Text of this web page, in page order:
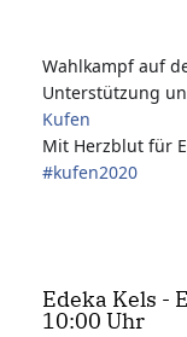
Wahlkampf auf
Unterstützung
Kufen
Mit Herzblut für
#kufen2020
Edeka Kels -
10:00 Uhr